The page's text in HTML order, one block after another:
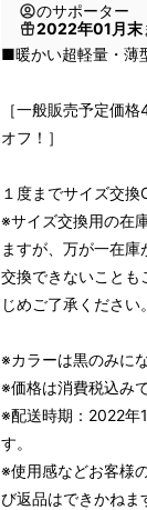
のサポーター
2022年01月末
■暖かい超軽量・薄
［一般販売予定価
オフ！］
１度までサイズ交換
※サイズ交換用の在
ますが、万が一在
交換できないことも
じめご了承ください。
※カラーは黒のみに
※価格は消費税込みで
※配送時期：2022年
す。
※使用感などお客様
び返品はできかねま